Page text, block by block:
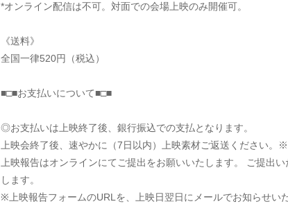
*オンライン配信は不可。対面での会場上映のみ開催可。
《送料》
全国一律520円（税込）
■□■お支払いについて■□■
◎お支払いは上映終了後、銀行振込での支払となります。
上映会終了後、速やかに（7日以内）上映素材ご返送ください。
上映報告はオンラインにてご提出をお願いいたします。 ご提出
します。
※上映報告フォームのURLを、上映日翌日にメールでお知らせい